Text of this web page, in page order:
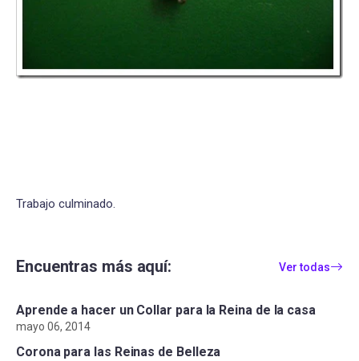
Trabajo culminado.
Encuentras más aquí: Ver todas
Aprende a hacer un Collar para la Reina de la casa
mayo 06, 2014
Corona para las Reinas de Belleza